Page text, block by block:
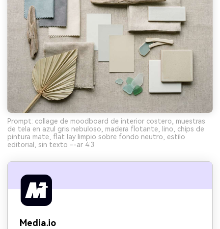
Prompt: collage de moodboard de interior costero, muestras
de tela en azul gris nebuloso, madera flotante, lino, chips de
pintura mate, flat lay limpio sobre fondo neutro, estilo
editorial, sin texto --ar 4:3
Media.io